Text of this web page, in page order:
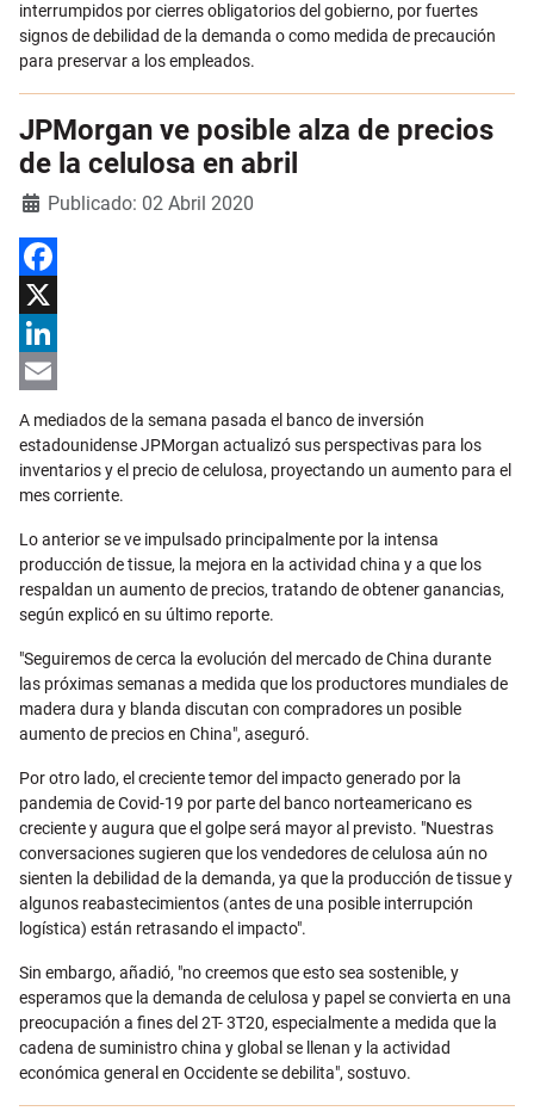
interrumpidos por cierres obligatorios del gobierno, por fuertes
signos de debilidad de la demanda o como medida de precaución
para preservar a los empleados.
JPMorgan ve posible alza de precios
de la celulosa en abril
DetallesPublicado: 02 Abril 2020
Facebook
X
LinkedIn
A mediados de la semana pasada el banco de inversión
estadounidense JPMorgan actualizó sus perspectivas para los
inventarios y el precio de celulosa, proyectando un aumento para el
mes corriente.
Lo anterior se ve impulsado principalmente por la intensa
producción de tissue, la mejora en la actividad china y a que los
respaldan un aumento de precios, tratando de obtener ganancias,
según explicó en su último reporte.
"Seguiremos de cerca la evolución del mercado de China durante
las próximas semanas a medida que los productores mundiales de
madera dura y blanda discutan con compradores un posible
aumento de precios en China", aseguró.
Por otro lado, el creciente temor del impacto generado por la
pandemia de Covid-19 por parte del banco norteamericano es
creciente y augura que el golpe será mayor al previsto. "Nuestras
conversaciones sugieren que los vendedores de celulosa aún no
sienten la debilidad de la demanda, ya que la producción de tissue y
algunos reabastecimientos (antes de una posible interrupción
logística) están retrasando el impacto".
Sin embargo, añadió, "no creemos que esto sea sostenible, y
esperamos que la demanda de celulosa y papel se convierta en una
preocupación a fines del 2T- 3T20, especialmente a medida que la
cadena de suministro china y global se llenan y la actividad
económica general en Occidente se debilita", sostuvo.